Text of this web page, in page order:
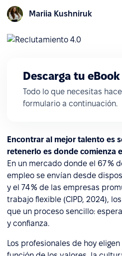
Mariia Kushniruk
Descarga tu
Todo lo que necesitas
formulario a continuación.
Encontrar al mejor talento es
retenerlo es donde comienza
En un mercado donde el 67 %
empleo se envían desde
y el 74 % de las empresas
trabajo flexible (CIPD, 2024),
que un proceso sencillo:
y confianza.
Los profesionales de hoy